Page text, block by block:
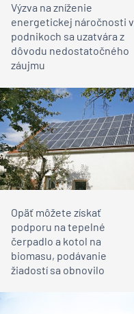
Výzva na zníženie
energetickej náročnosti v
podnikoch sa uzatvára z
dôvodu nedostatočného
záujmu
Opäť môžete získať
podporu na tepelné
čerpadlo a kotol na
biomasu, podávanie
žiadostí sa obnovilo